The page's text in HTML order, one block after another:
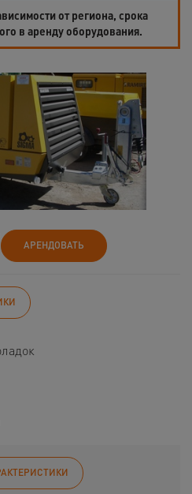
от региона, срока
в аренду оборудования.
АРЕНДОВАТЬ